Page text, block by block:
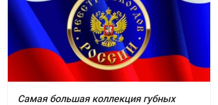
Самая большая коллекция губных